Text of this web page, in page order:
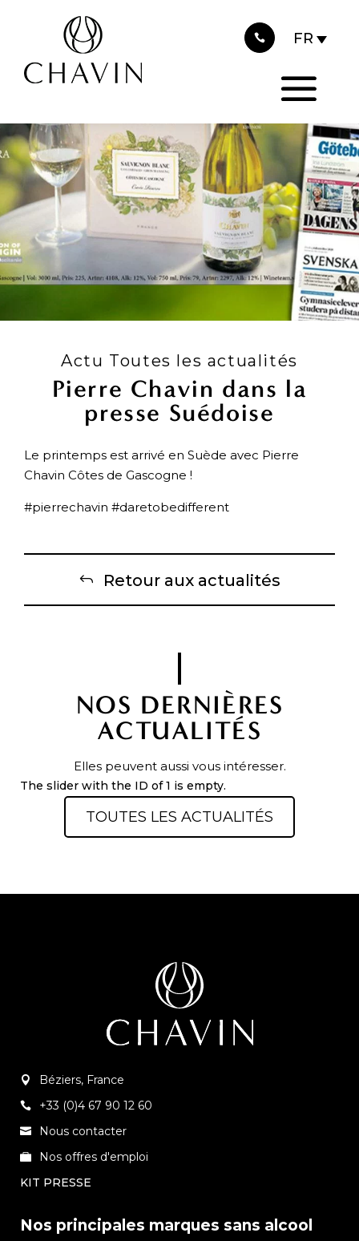
Actu Toutes les actualités
Pierre Chavin dans la
presse Suédoise
Le printemps est arrivé en Suède avec Pierre
Chavin Côtes de Gascogne !
#pierrechavin #daretobedifferent
Retour aux actualités
NOS DERNIÈRES
ACTUALITÉS
Elles peuvent aussi vous intéresser.
The slider with the ID of 1 is empty.
TOUTES LES ACTUALITÉS
Béziers, France
+33 (0)4 67 90 12 60
Nous contacter
Nos offres d'emploi
KIT PRESSE
Nos principales marques sans alcool